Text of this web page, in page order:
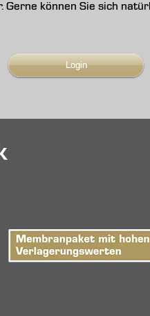
Gerne können Sie sich
Login